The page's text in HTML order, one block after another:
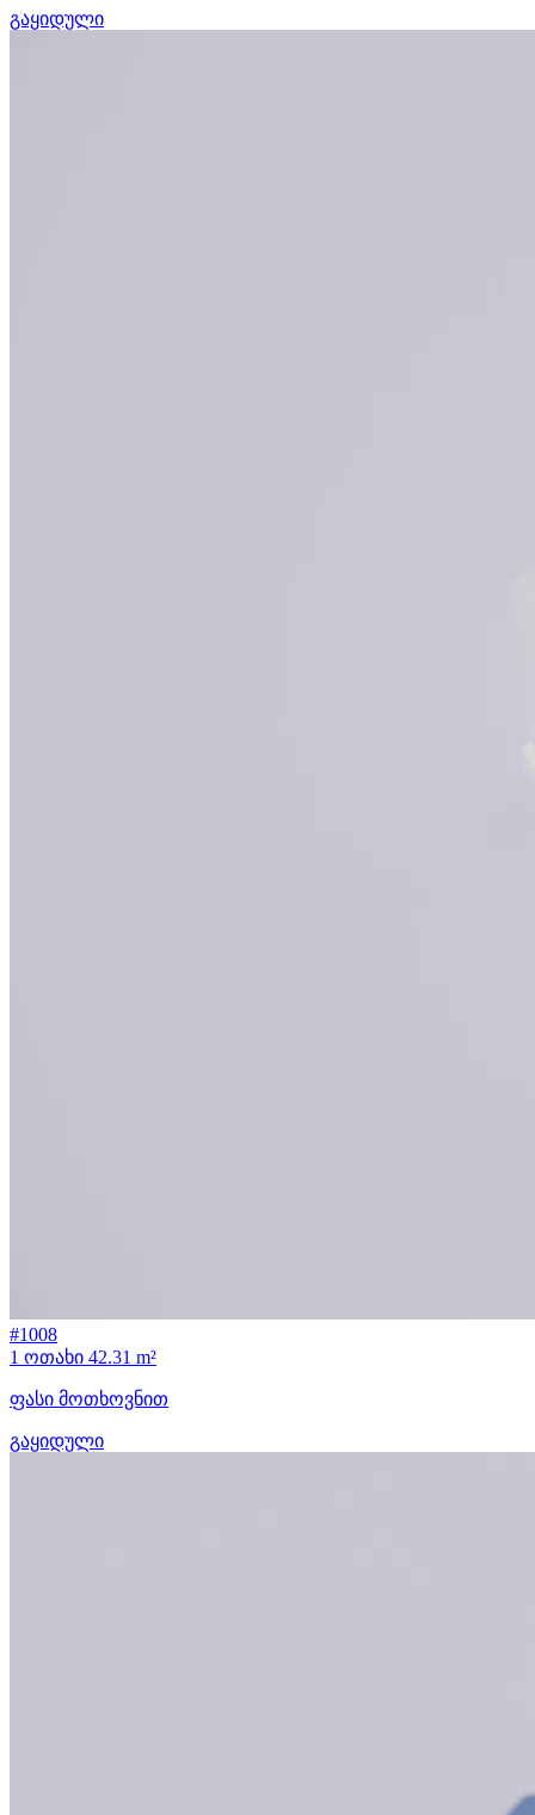
გაყიდული
#1008
1 ოთახი 42.31 m²
ფასი მოთხოვნით
გაყიდული